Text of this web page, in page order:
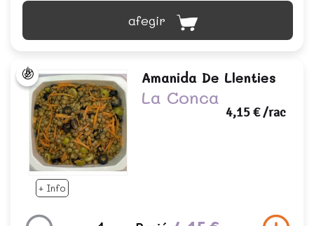
afegir
+ Info
Amanida De Llenties
La Conca
4,15 €/rac